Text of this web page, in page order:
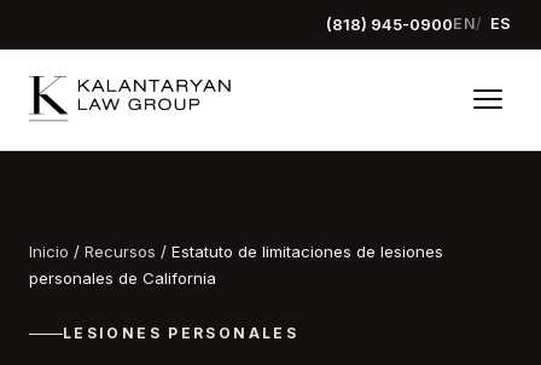
(818) 945-0900EN ES
Inicio / Recursos / Estatuto de limitaciones de lesiones
personales de California
LESIONES PERSONALES